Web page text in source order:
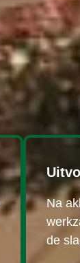
Na
de